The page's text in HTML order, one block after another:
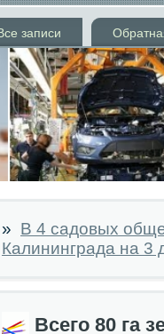
записи
» В 4 садовых
Калининграда на 3
Всего 80 га